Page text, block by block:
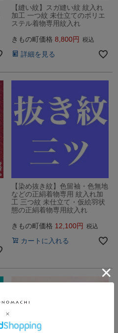
【縫い紋】スガ縫い紋 紋入れ
加工 一つ紋 未仕立てのポリエ
ステル着物専用紋入れ
きもの町価格 8,800 税込
詳細を見る
【染め抜き紋】色留袖・色無地
などの正絹着物専用 紋入れ加
工 三つ紋 未仕立て・仮絵羽状
態の正絹着物専用紋入れ
きもの町価格 12,100 税込
カートに入れる